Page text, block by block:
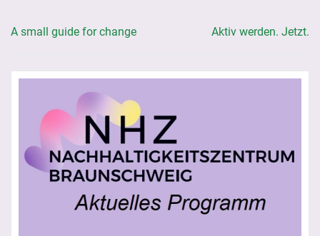
Beitragsnavigation
A small guide for change Aktiv werden. Jetzt.